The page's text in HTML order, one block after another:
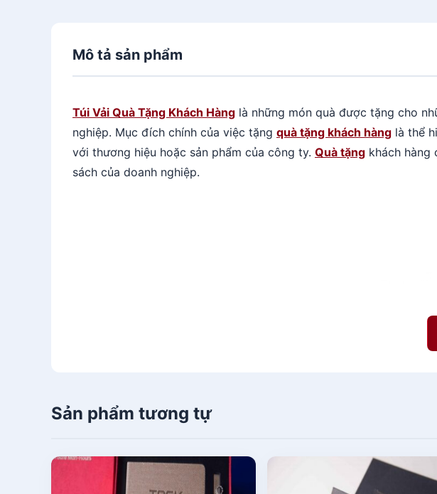
Mô tả sản phẩm
Túi Vải Quà Tặng Khách Hàng là những món quà được tặng cho
nghiệp. Mục đích chính của việc tặng quà tặng khách hàng là thể
với thương hiệu hoặc sản phẩm của công ty. Quà tặng khách hàng
sách của doanh nghiệp.
Sản phẩm tương tự